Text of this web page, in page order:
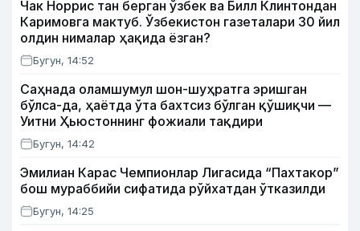
Чак Норрис тан берган ўзбек ва Билл Клинтондан
Каримовга мактуб. Ўзбекистон газеталари 30 йил
олдин нималар ҳақида ёзган?
Бугун, 14:52
Саҳнада оламшумул шон-шуҳратга эришган
бўлса-да, ҳаётда ўта бахтсиз бўлган қўшиқчи —
Уитни Ҳьюстоннинг фожиали тақдири
Бугун, 14:42
Эмилиан Карас Чемпионлар Лигасида “Пахтакор”
бош мураббийи сифатида рўйхатдан ўтказилди
Бугун, 14:25